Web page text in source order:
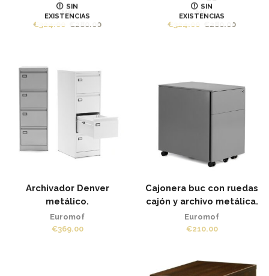
MK
€ 324.00 El
€324.00.
€280.00El
SIN
EXISTENCIAS
MK
€ 324.00 €280.00
SIN
EXISTENCIAS
Archivador Denver
metálico.
Euromof
€369.00
Cajonera buc con ruedas
cajón y archivo metálica.
Euromof
€210.00